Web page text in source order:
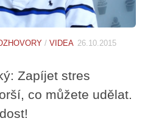
/ VIDEA 26.10.2015
Zapíjet stres
co můžete udělat.